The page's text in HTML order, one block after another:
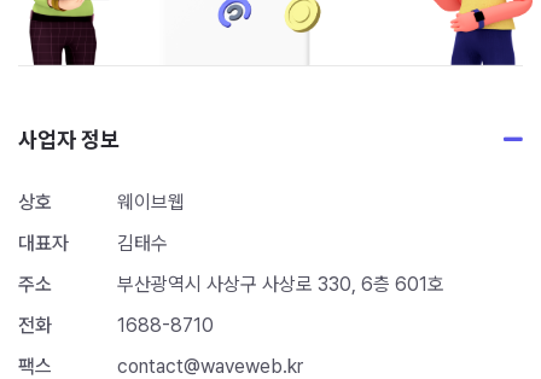
사업자 정보
상호
웨이브웹
대표자
김태수
주소
부산광역시 사상구 사상로 330, 6층 601호
전화
1688-8710
팩스
contact@waveweb.kr